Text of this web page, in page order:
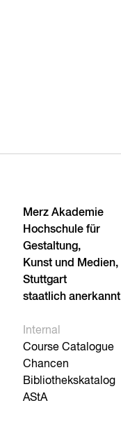
Merz Akademie
Hochschule für
Gestaltung,
Kunst und Medien,
Stuttgart
staatlich anerkannt
Internal
Course Catalogue
Chancen
Bibliothekskatalog
AStA